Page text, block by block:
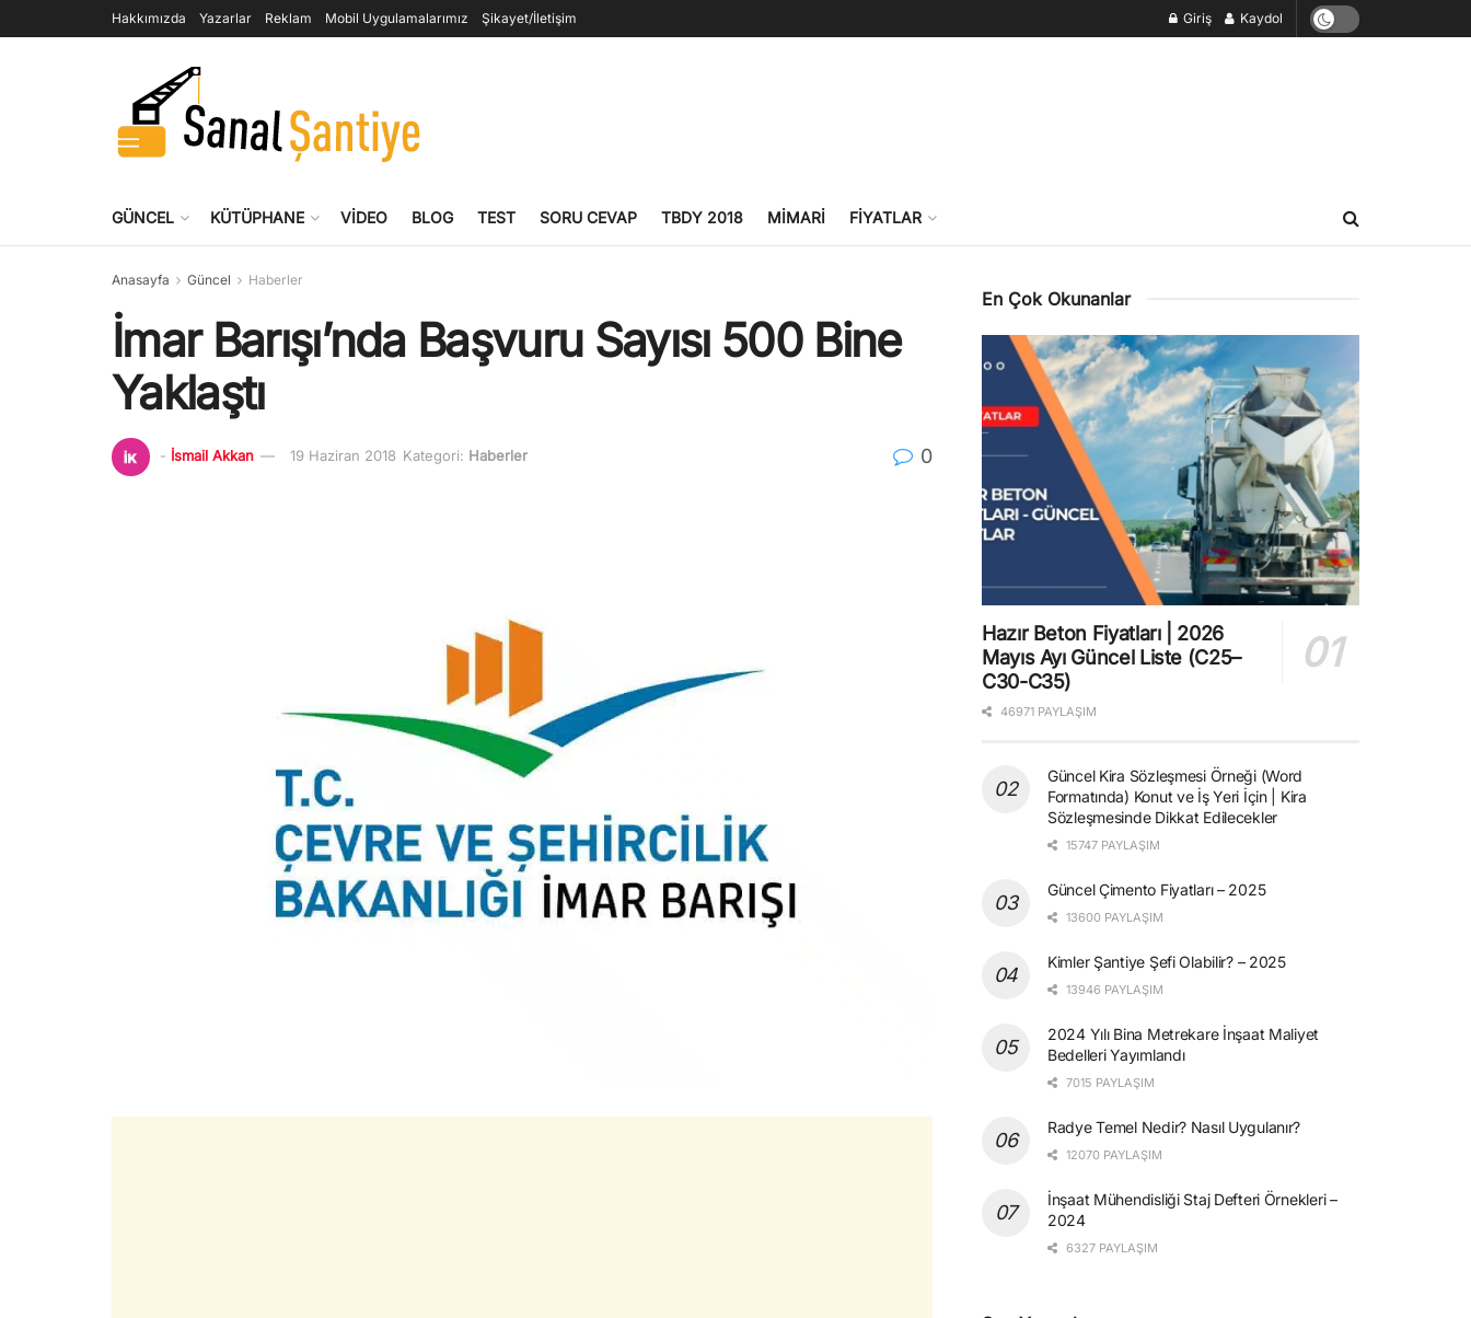
Hakkımızda Yazarlar Reklam Mobil Uygulamalarımız Şikayet/İletişim Giriş Kaydol
GÜNCEL KÜTÜPHANE VIDEO BLOG TEST SORU CEVAP TBDY 2018 MIMARI FIYATLAR
Anasayfa Güncel Haberler
İmar Barışı’nda Başvuru Sayısı 500 Bine
Yaklaştı
- İsmail Akkan 19 Haziran 2018 Kategori: Haberler 0
En Çok Okunanlar
Hazır Beton Fiyatları | 2026
Mayıs Ayı Güncel Liste (C25–
C30-C35)
46971 PAYLAŞIM
Güncel Kira Sözleşmesi Örneği (Word
Formatında) Konut ve İş Yeri İçin | Kira
Sözleşmesinde Dikkat Edilecekler
15747 PAYLAŞIM
Güncel Çimento Fiyatları – 2025
13600 PAYLAŞIM
Kimler Şantiye Şefi Olabilir? – 2025
13946 PAYLAŞIM
2024 Yılı Bina Metrekare İnşaat Maliyet
Bedelleri Yayımlandı
7015 PAYLAŞIM
Radye Temel Nedir? Nasıl Uygulanır?
12070 PAYLAŞIM
İnşaat Mühendisliği Staj Defteri Örnekleri –
2024
6327 PAYLAŞIM